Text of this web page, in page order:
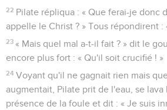
22 Pilate répliqua : « Que ferai-je donc
appelle le Christ ? » Tous répondirent :
23 « Mais quel mal a-t-il fait ? » dit le
encore plus fort : « Qu'il soit crucifié ! »
24 Voyant qu'il ne gagnait rien mais
augmentait, Pilate prit de l'eau, se lava
présence de la foule et dit : « Je suis